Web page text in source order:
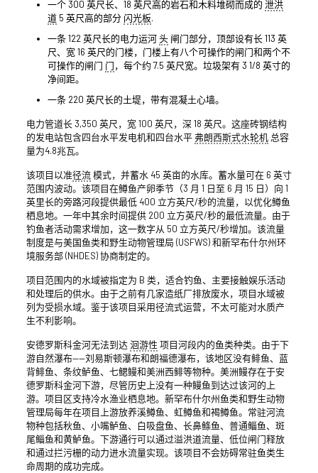
一个 300 英尺长、18 英尺高的岩石和木料堆砌而成的 泄洪
道5 英尺高的部分 闪光板.
一条 122 英尺长的电力运河头闸门部分，顶部设有长 113 英
尺、宽 16 英尺的门楼，门楼上有八个可操作的闸门和两个不
可操作的闸门 门，每个约 7.5 英尺宽。垃圾架有 3 1/8 英寸的
净间距。
一条 220 英尺长的土堤，带有混凝土心墙。
电力管道长 3,350 英尺，宽 100 英尺，深 18 英尺。这座砖钢结构
的发电站包含四台水平发电机和四台水平 弗朗西斯式水轮机总容
量为4.8兆瓦。
该项目以准径流模式，并蓄水 45 英亩的水库。蓄水量可在 6 英寸
范围内波动。该项目在鳟鱼产卵季节（3 月 1 日至 6 月 15 日）向 1
英里长的旁路河段提供最低 400 立方英尺/秒的流量，以优化鳟鱼
栖息地。一年中其余时间提供 200 立方英尺/秒的最低流量。由于
钓鱼者活动需求增加，这一数字从 50 立方英尺/秒增加。该流量
制度是与美国鱼类和野生动物管理局 (USFWS) 和新罕布什尔州环
境服务部 (NHDES) 协商制定的。
项目范围内的水域被指定为 B 类，适合钓鱼、主要接触娱乐活动
和处理后的供水。由于之前有几家造纸厂排放废水，项目水域被
列为受损水域。鉴于该项目采用径流式运营，不太可能对水质产
生不利影响。
安德罗斯科金河无法到达洄游性 项目河段内的鱼类种类。由于下
游自然瀑布——刘易斯顿瀑布和朗福德瀑布，该地区没有鲱鱼、蓝
背鲱鱼、条纹鲈鱼、七鳃鳗和美洲西鲱等物种。美洲鳗存在于安
德罗斯科金河下游，尽管历史上没有一种鳗鱼到达过该河的上
游。项目区支持冷水渔业栖息地。新罕布什尔州鱼类和野生动物
管理局每年在项目上游放养溪鳟鱼、虹鳟鱼和褐鳟鱼。常驻河流
物种包括秋鱼、小嘴鲈鱼、白吸盘鱼、长鼻鲦鱼、普通鲻鱼、斑
尾鲻鱼和黄鲈鱼。下游通行可以通过溢洪道流量、低位闸门释放
和通过拦污栅的动力进水流量实现。该项目不会妨碍常驻鱼类生
命周期的成功完成。